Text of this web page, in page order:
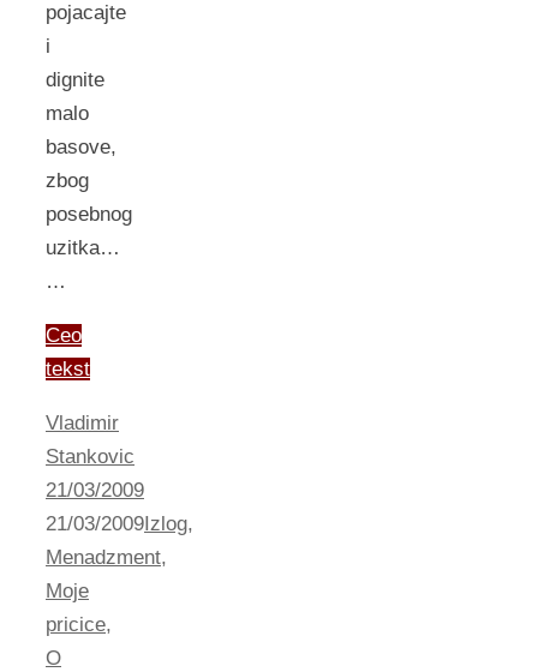
pojacajte
i
dignite
malo
basove,
zbog
posebnog
uzitka…
…
Ceo
tekst
Vladimir
Stankovic
21/03/2009
21/03/2009 Izlog,
Menadzment,
Moje
pricice,
O